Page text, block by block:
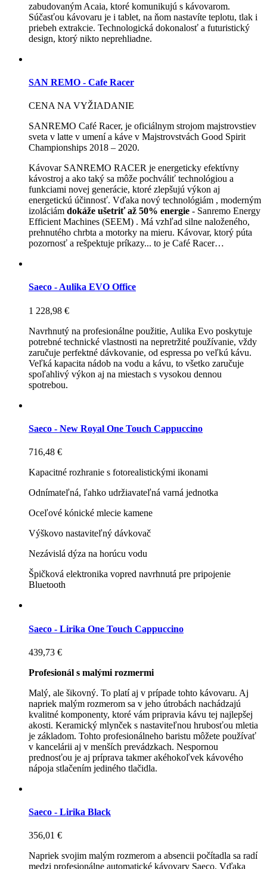
zabudovaným Acaia, ktoré komunikujú s kávovarom.
Súčasťou kávovaru je i tablet, na ňom nastavíte teplotu, tlak i
priebeh extrakcie. Technologická dokonalosť a futuristický
design, ktorý nikto neprehliadne.
SAN REMO - Cafe Racer
CENA NA VYŽIADANIE
SANREMO Café Racer, je oficiálnym strojom majstrovstiev
sveta v latte v umení a káve v Majstrovstvách Good Spirit
Championships 2018 – 2020.
Kávovar SANREMO RACER je energeticky efektívny
kávostroj a ako taký sa môže pochváliť technológiou a
funkciami novej generácie, ktoré zlepšujú výkon aj
energetickú účinnosť. Vďaka nový technológiám , moderným
izoláciám dokáže ušetriť až 50% energie - Sanremo Energy
Efficient Machines (SEEM) . Má vzhľad silne naloženého,
prehnutého chrbta a motorky na mieru. Kávovar, ktorý púta
pozornosť a rešpektuje príkazy... to je Café Racer…
Saeco - Aulika EVO Office
1 228,98 €
Navrhnutý na profesionálne použitie, Aulika Evo poskytuje
potrebné technické vlastnosti na nepretržité používanie, vždy
zaručuje perfektné dávkovanie, od espressa po veľkú kávu.
Veľká kapacita nádob na vodu a kávu, to všetko zaručuje
spoľahlivý výkon aj na miestach s vysokou dennou
spotrebou.
Saeco - New Royal One Touch Cappuccino
716,48 €
Kapacitné rozhranie s fotorealistickými ikonami
Odnímateľná, ľahko udržiavateľná varná jednotka
Oceľové kónické mlecie kamene
Výškovo nastaviteľný dávkovač
Nezávislá dýza na horúcu vodu
Špičková elektronika vopred navrhnutá pre pripojenie
Bluetooth
Saeco - Lirika One Touch Cappuccino
439,73 €
Profesionál s malými rozmermi
Malý, ale šikovný. To platí aj v prípade tohto kávovaru. Aj
napriek malým rozmerom sa v jeho útrobách nachádzajú
kvalitné komponenty, ktoré vám pripravia kávu tej najlepšej
akosti. Keramický mlynček s nastaviteľnou hrubosťou mletia
je základom. Tohto profesionálneho baristu môžete používať
v kancelárii aj v menších prevádzkach. Nespornou
prednosťou je aj príprava takmer akéhokoľvek kávového
nápoja stlačením jediného tlačidla.
Saeco - Lirika Black
356,01 €
Napriek svojim malým rozmerom a absencii počítadla sa radí
medzi profesionálne automatické kávovary Saeco. Vďaka